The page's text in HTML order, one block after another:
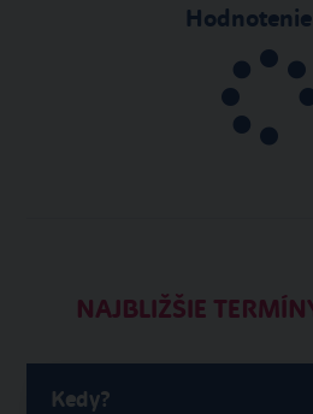
NAJBLIŽŠIE
Kedy?